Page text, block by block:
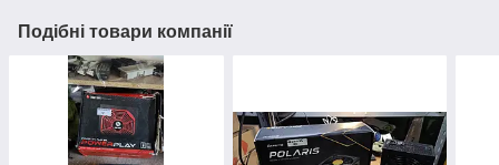
Подібні товари компанії